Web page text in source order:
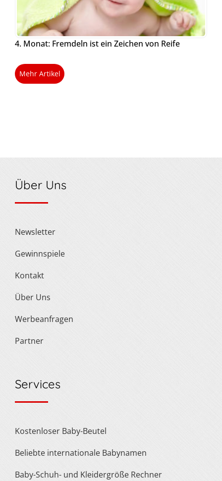
4. Monat: Fremdeln ist ein Zeichen von Reife
Mehr Artikel
Über Uns
Newsletter
Gewinnspiele
Kontakt
Über Uns
Werbeanfragen
Partner
Services
Kostenloser Baby-Beutel
Beliebte internationale Babynamen
Baby-Schuh- und Kleidergröße Rechner